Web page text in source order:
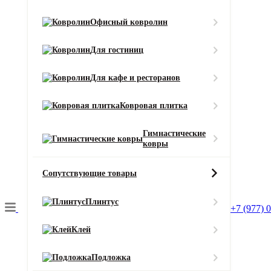
Офисный ковролин
Для гостиниц
Для кафе и ресторанов
Ковровая плитка
Гимнастические
ковры
Сопутствующие товары
Плинтус
Клей
Подложка
+7 (977)
Высота ворса (мм)
Класс износостойкости
Состав основы
Тип ворса
Длина (м)